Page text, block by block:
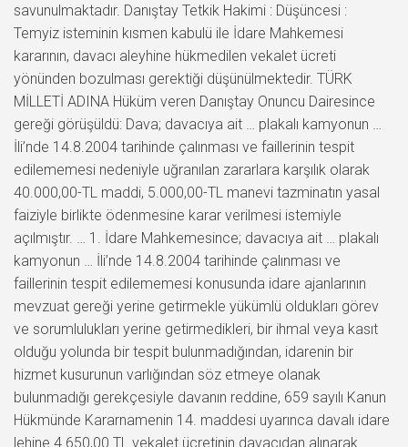
savunulmaktadır. Danıştay Tetkik Hakimi : Düşüncesi :
Temyiz isteminin kısmen kabulü ile İdare Mahkemesi
kararının, davacı aleyhine hükmedilen vekalet ücreti
yönünden bozulması gerektiği düşünülmektedir. TÜRK
MİLLETİ ADINA Hüküm veren Danıştay Onuncu Dairesince
gereği görüşüldü: Dava; davacıya ait … plakalı kamyonun …
İli’nde 14.8.2004 tarihinde çalınması ve faillerinin tespit
edilememesi nedeniyle uğranılan zararlara karşılık olarak
40.000,00-TL maddi, 5.000,00-TL manevi tazminatın yasal
faiziyle birlikte ödenmesine karar verilmesi istemiyle
açılmıştır. … 1. İdare Mahkemesince; davacıya ait … plakalı
kamyonun … İli’nde 14.8.2004 tarihinde çalınması ve
faillerinin tespit edilememesi konusunda idare ajanlarının
mevzuat gereği yerine getirmekle yükümlü oldukları görev
ve sorumlulukları yerine getirmedikleri, bir ihmal veya kasıt
olduğu yolunda bir tespit bulunmadığından, idarenin bir
hizmet kusurunun varlığından söz etmeye olanak
bulunmadığı gerekçesiyle davanın reddine, 659 sayılı Kanun
Hükmünde Kararnamenin 14. maddesi uyarınca davalı idare
lehine 4.650,00 TL vekalet ücretinin davacıdan alınarak